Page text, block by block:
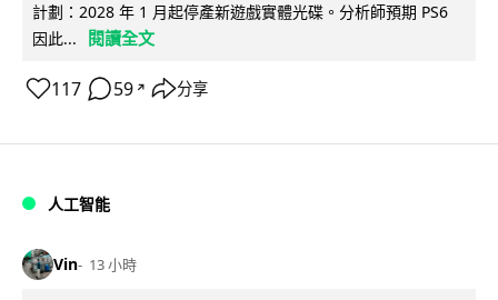
計劃：2028 年 1 月起停產新遊戲實體光碟。分析師預期 PS6
因此...
閱讀全文
117 59 ↗ 分享
人工智能
Vin 13 小時